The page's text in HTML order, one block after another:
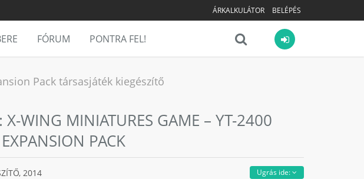
ÁRKALKULÁTOR BELÉPÉS
FÓRUM PONTRA FEL!
Pack társasjáték kiegészítő
X-WING MINIATURES GAME – YT-2400
PACK
Ugrás ide:
2014